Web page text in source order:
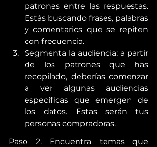
patrones entre las respuestas.
Estás buscando frases, palabras
y comentarios que se repiten
con frecuencia.
Segmenta la audiencia: a partir
de los patrones que has
recopilado, deberías comenzar
a ver algunas audiencias
específicas que emergen de
los datos. Estas serán tus
personas compradoras.
Paso 2. Encuentra temas que